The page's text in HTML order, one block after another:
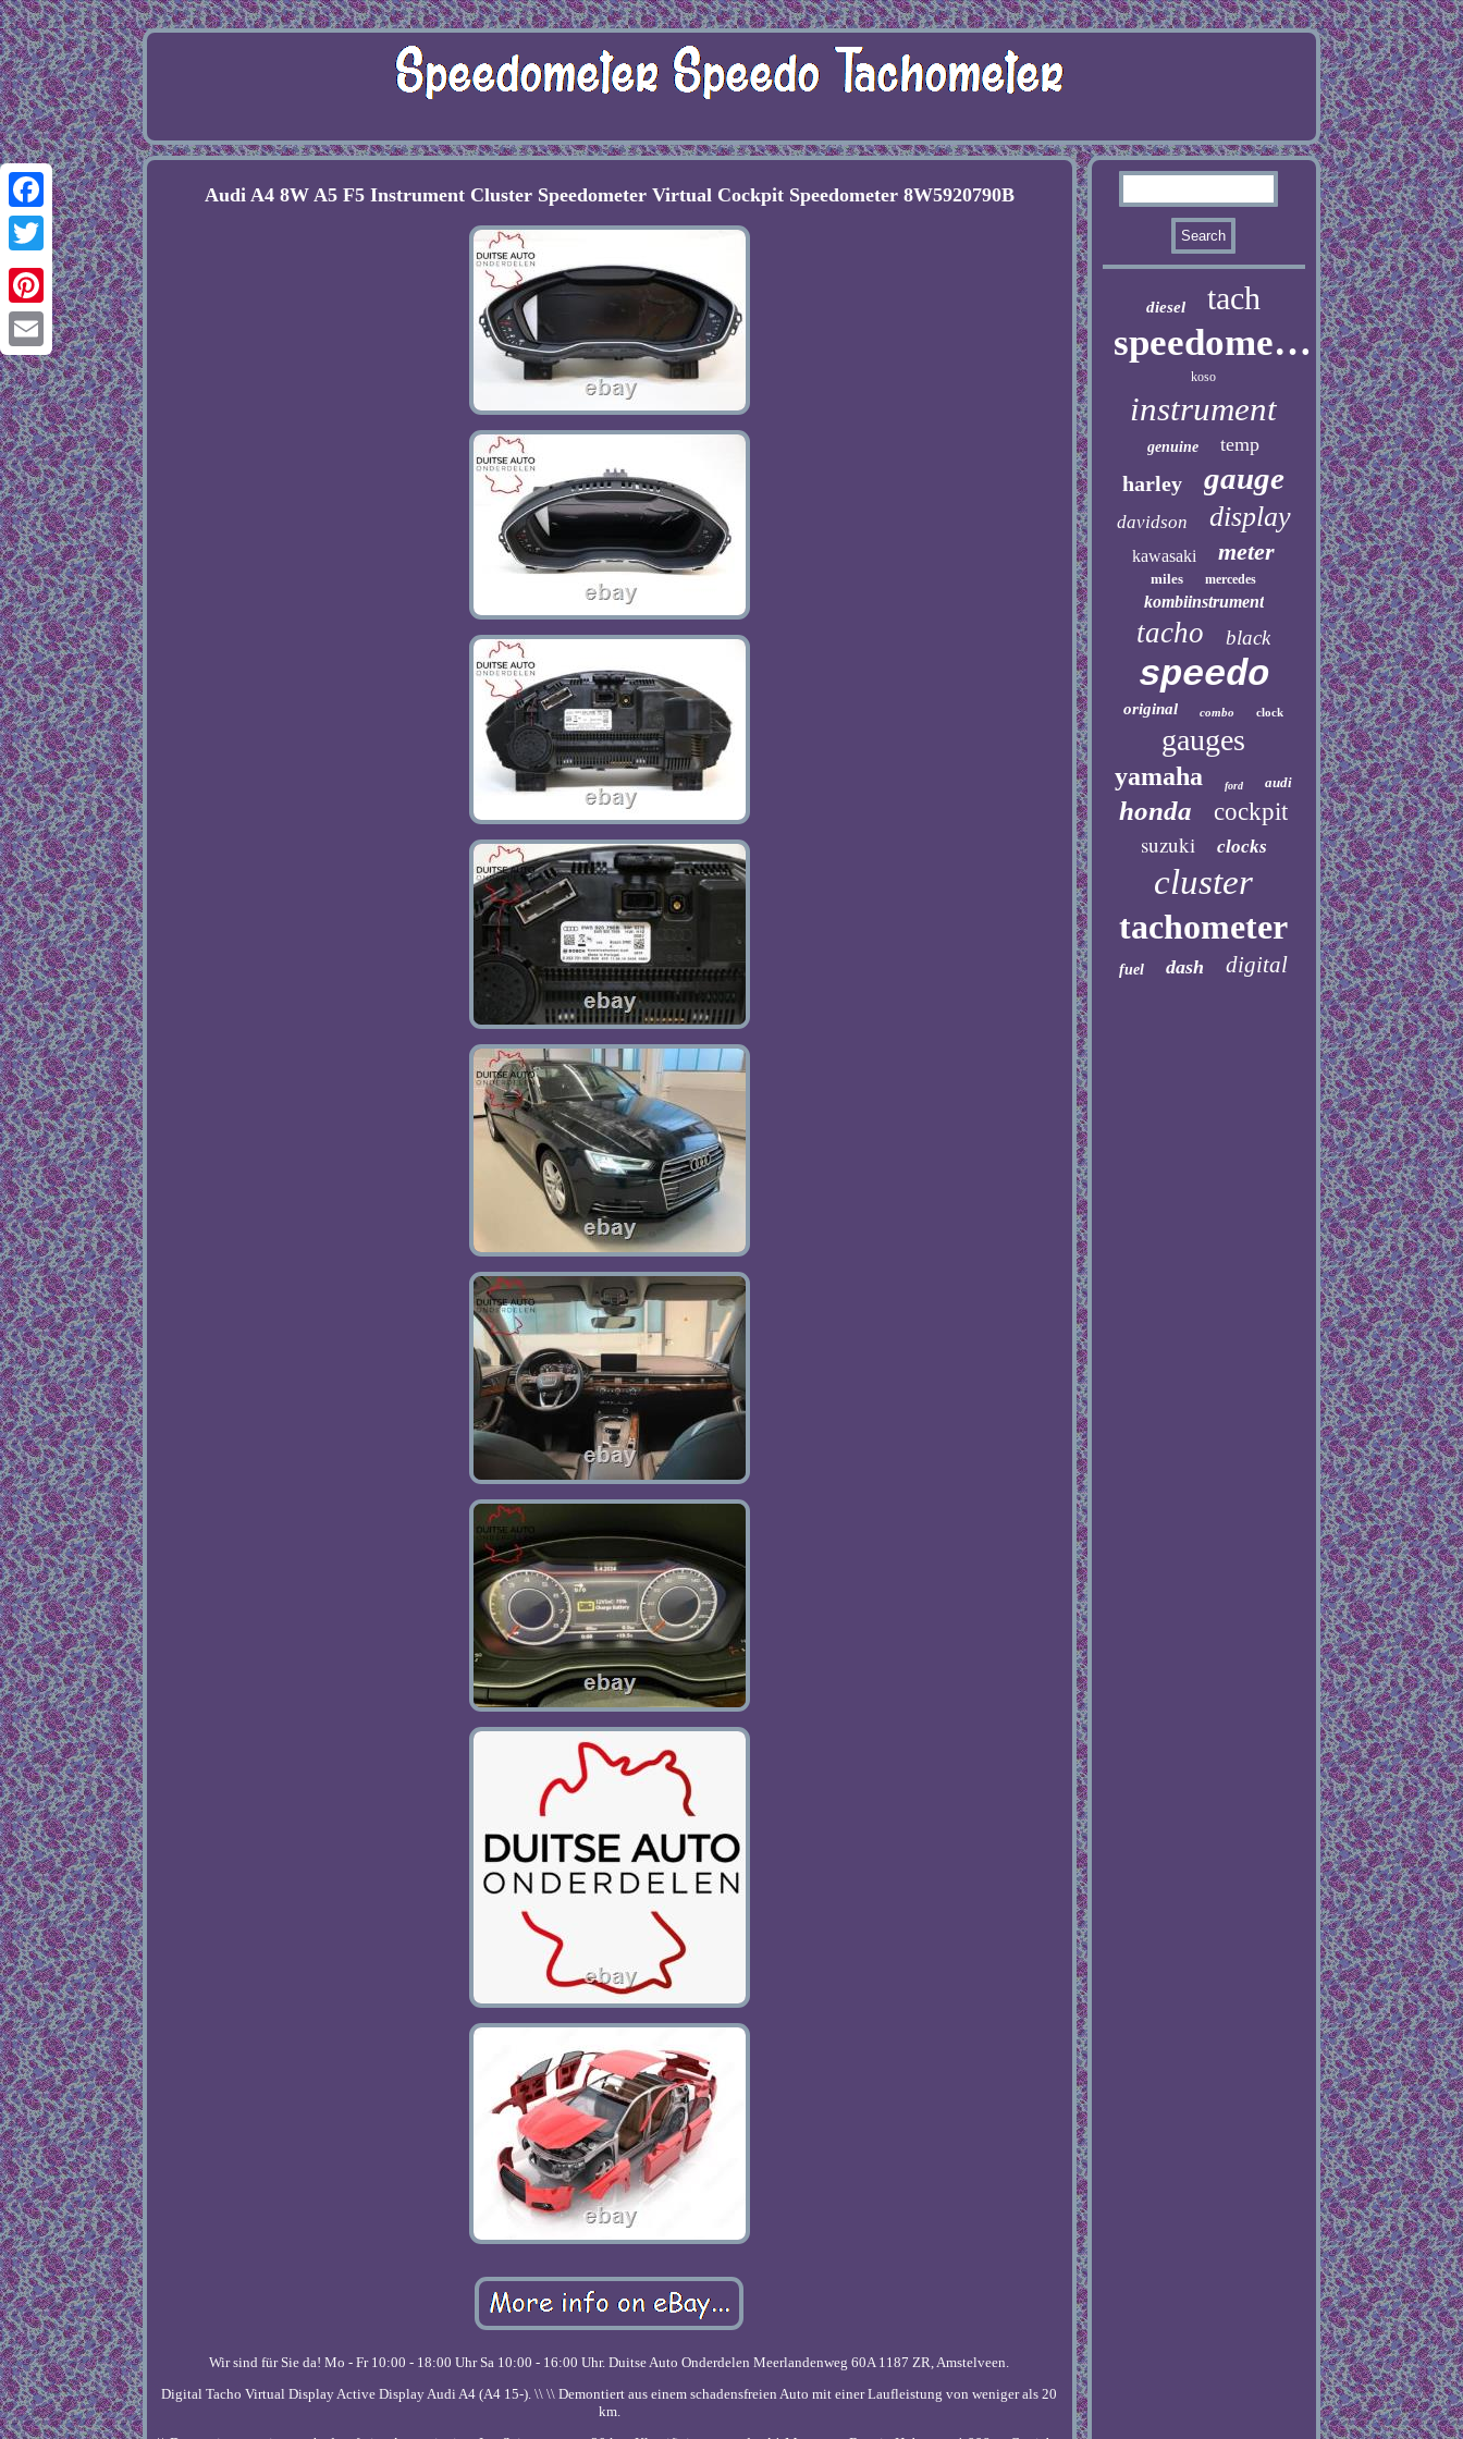
Facebook
Twitter
Pinterest
Email
Audi A4 8W A5 F5 Instrument Cluster Speedometer Virtual Cockpit Speedometer 8W5920790B
Wir sind für Sie da! Mo - Fr 10:00 - 18:00 Uhr Sa 10:00 - 16:00 Uhr. Duitse Auto Onderdelen Meerlandenweg 60A 1187 ZR, Amstelveen.
Digital Tacho Virtual Display Active Display Audi A4 (A4 15-). \\ \\ Demontiert aus einem schadensfreien Auto mit einer Laufleistung von weniger als 20
km.
diesel tach
speedometer
koso
instrument
genuine temp
harley gauge
davidson display
kawasaki meter
miles mercedes
kombiinstrument
tacho black
speedo
original combo clock
gauges
yamaha ford audi
honda
cockpit
suzuki
clocks
cluster
tachometer
fuel dash digital